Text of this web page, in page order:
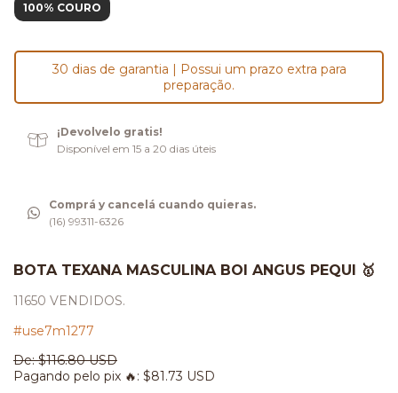
100% COURO
30 dias de garantia | Possui um prazo extra para
preparação.
¡Devolvelo gratis!
Disponível em 15 a 20 dias úteis
Comprá y cancelá cuando quieras.
(16) 99311-6326
BOTA TEXANA MASCULINA BOI ANGUS PEQUI 🥇
11650 VENDIDOS.
#use7m1277
De:$116.80 USD
Pagando pelo pix 🔥: $81.73 USD